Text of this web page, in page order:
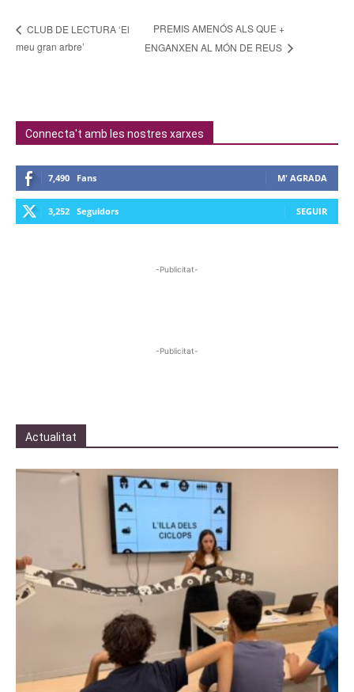
CLUB DE LECTURA ‘El
meu gran arbre’
PREMIS AMENÓS ALS QUE +
ENGANXEN AL MÓN DE REUS
Connecta't amb les nostres xarxes
7,490 Fans M' AGRADA
3,252 Seguidors SEGUIR
-Publicitat-
-Publicitat-
Actualitat